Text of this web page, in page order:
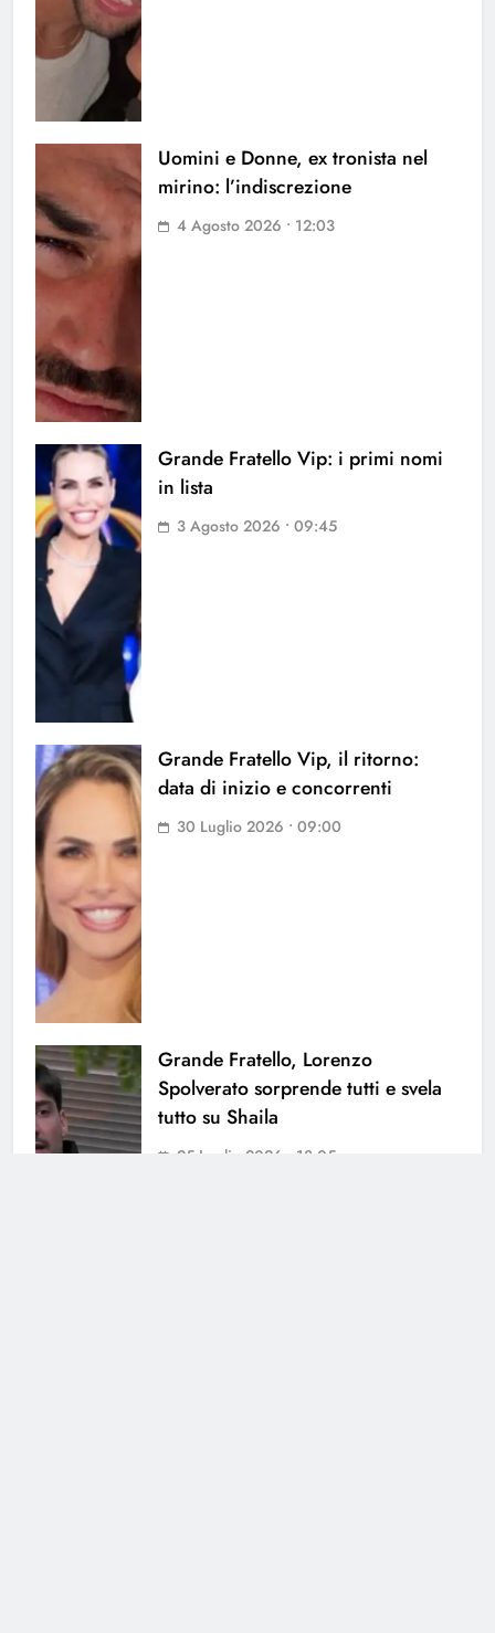
Uomini e Donne, ex tronista nel
mirino: l’indiscrezione
4 Agosto 2026 • 12:03
Grande Fratello Vip: i primi nomi
in lista
3 Agosto 2026 • 09:45
Grande Fratello Vip, il ritorno:
data di inizio e concorrenti
30 Luglio 2026 • 09:00
Grande Fratello, Lorenzo
Spolverato sorprende tutti e svela
tutto su Shaila
25 Luglio 2026 • 18:05